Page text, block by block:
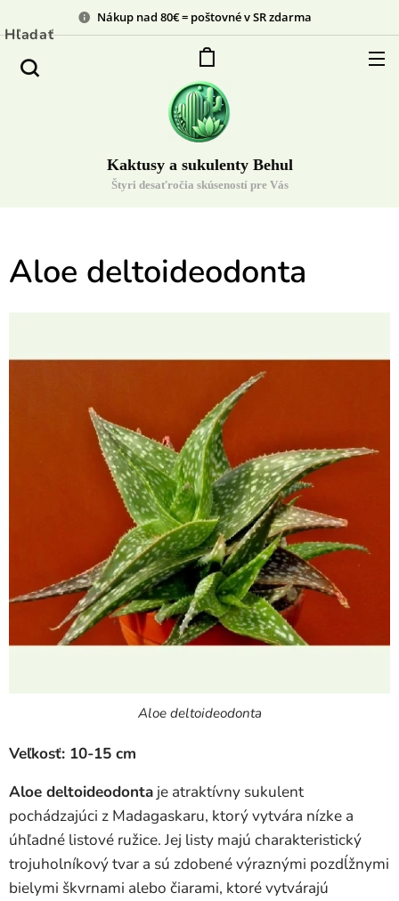
Nákup nad 80€ = poštovné v SR zdarma
Kaktusy a sukulenty Behul
Štyri desaťročia skúseností pre Vás
Hľadať
Aloe deltoideodonta
Aloe deltoideodonta
Veľkosť: 10-15 cm
Aloe deltoideodonta je atraktívny sukulent
pochádzajúci z Madagaskaru, ktorý vytvára nízke a
úhľadné listové ružice. Jej listy majú charakteristický
trojuholníkový tvar a sú zdobené výraznými pozdĺžnymi
bielymi škvrnami alebo čiarami, ktoré vytvárajú